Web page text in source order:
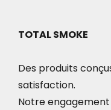
TOTAL SMOKE
Des produits
satisfaction.
Notre